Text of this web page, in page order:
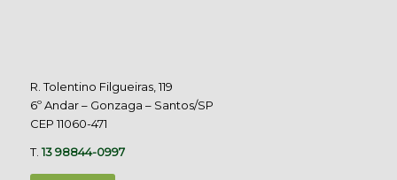
R. Tolentino Filgueiras, 119
6º Andar – Gonzaga – Santos/SP
CEP 11060-471
T.13 98844-0997